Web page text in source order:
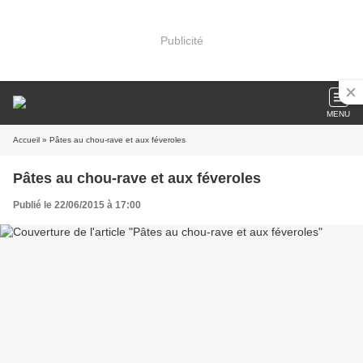
Publicité
MENU
Accueil » Pâtes au chou-rave et aux féveroles
Pâtes au chou-rave et aux féveroles
Publié le 22/06/2015 à 17:00